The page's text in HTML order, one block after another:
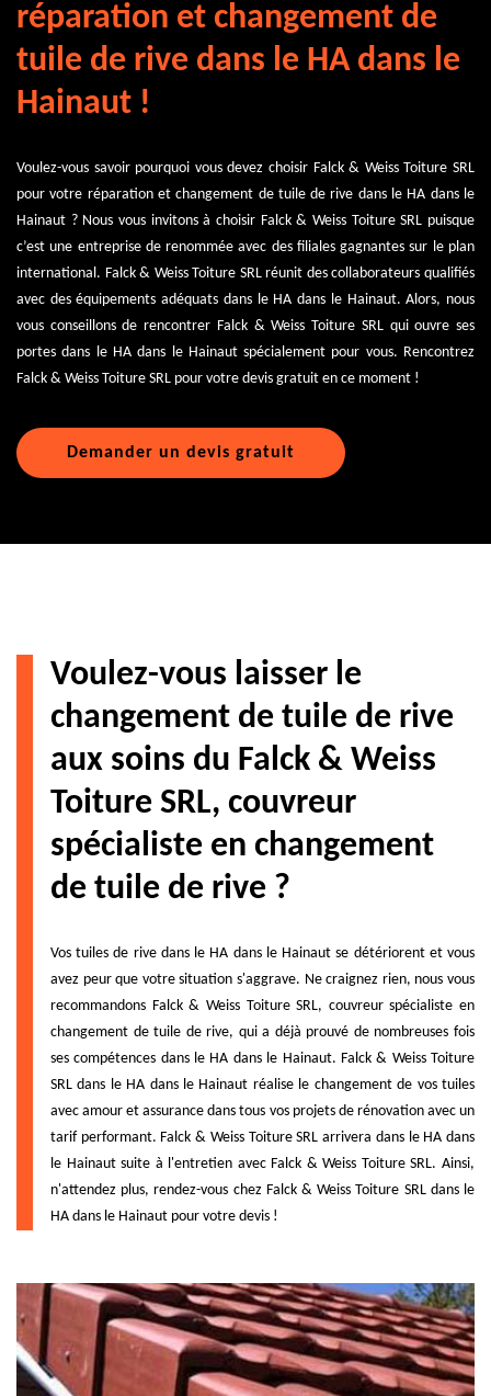
réparation et changement de
tuile de rive dans le HA dans le
Hainaut !
Voulez-vous savoir pourquoi vous devez choisir Falck & Weiss Toiture SRL
pour votre réparation et changement de tuile de rive dans le HA dans le
Hainaut ? Nous vous invitons à choisir Falck & Weiss Toiture SRL puisque
c’est une entreprise de renommée avec des filiales gagnantes sur le plan
international. Falck & Weiss Toiture SRL réunit des collaborateurs qualifiés
avec des équipements adéquats dans le HA dans le Hainaut. Alors, nous
vous conseillons de rencontrer Falck & Weiss Toiture SRL qui ouvre ses
portes dans le HA dans le Hainaut spécialement pour vous. Rencontrez
Falck & Weiss Toiture SRL pour votre devis gratuit en ce moment !
Demander un devis gratuit
Voulez-vous laisser le
changement de tuile de rive
aux soins du Falck & Weiss
Toiture SRL, couvreur
spécialiste en changement
de tuile de rive ?
Vos tuiles de rive dans le HA dans le Hainaut se détériorent et vous
avez peur que votre situation s'aggrave. Ne craignez rien, nous vous
recommandons Falck & Weiss Toiture SRL, couvreur spécialiste en
changement de tuile de rive, qui a déjà prouvé de nombreuses fois
ses compétences dans le HA dans le Hainaut. Falck & Weiss Toiture
SRL dans le HA dans le Hainaut réalise le changement de vos tuiles
avec amour et assurance dans tous vos projets de rénovation avec un
tarif performant. Falck & Weiss Toiture SRL arrivera dans le HA dans
le Hainaut suite à l'entretien avec Falck & Weiss Toiture SRL. Ainsi,
n'attendez plus, rendez-vous chez Falck & Weiss Toiture SRL dans le
HA dans le Hainaut pour votre devis !